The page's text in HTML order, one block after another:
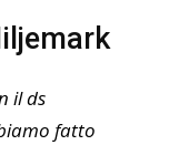
il ds
fatto